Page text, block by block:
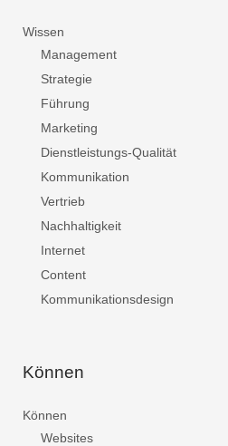
Wissen
Management
Strategie
Führung
Marketing
Dienstleistungs-Qualität
Kommunikation
Vertrieb
Nachhaltigkeit
Internet
Content
Kommunikationsdesign
Können
Können
Websites